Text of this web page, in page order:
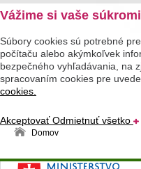
Vážime si vaše
Súbory cookies sú potrebné
počítaču alebo akýmkoľvek
bezpečného vyhľadávania, na
spracovaním cookies pre
cookies.
AkceptovaťOdmietnuť všetko
Domov